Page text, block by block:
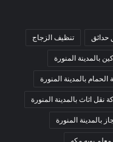
حدائق تنظيف الزجاج
بالمدينة المنورة
بالمدينة المنورة
نقل اثاث بالمدينة المنورة
بالمدينة المنورة